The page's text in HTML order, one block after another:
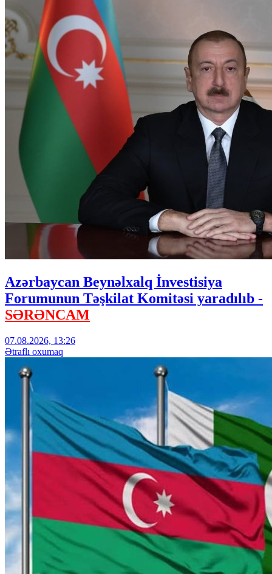
Azərbaycan Beynəlxalq İnvestisiya
Forumunun Təşkilat Komitəsi yaradılıb -
SƏRƏNCAM
07.08.2026, 13:26
Ətraflı oxumaq